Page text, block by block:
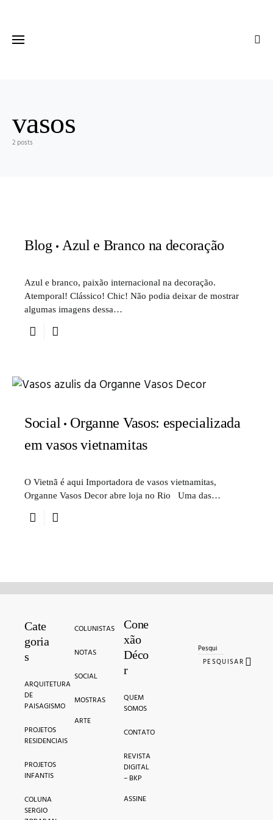
vasos
2 posts
Blog Azul e Branco na decoração
Azul e branco, paixão internacional na decoração.
Atemporal! Clássico! Chic! Não podia deixar de mostrar
algumas imagens dessa…
Social
Organne Vasos: especializada
em vasos vietnamitas
O Vietnã é aqui Importadora de vasos vietnamitas,
Organne Vasos Decor abre loja no Rio Uma das…
Cate
goria
s
ARQUITETURA
DE
PAISAGISMO
PROJETOS
RESIDENCIAIS
PROJETOS
INFANTIS
COLUNA
SERGIO
COLUNISTAS
NOTAS
SOCIAL
MOSTRAS
ARTE
Cone
xão
Déco
r
QUEM
SOMOS
CONTATO
REVISTA
DIGITAL
– BKP
ASSINE
PESQUISAR